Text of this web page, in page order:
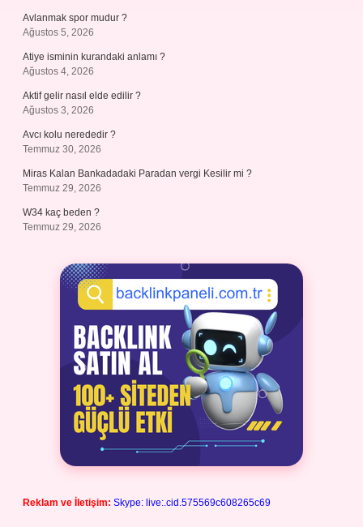
Avlanmak spor mudur ?
Ağustos 5, 2026
Atiye isminin kurandaki anlamı ?
Ağustos 4, 2026
Aktif gelir nasıl elde edilir ?
Ağustos 3, 2026
Avcı kolu nerededir ?
Temmuz 30, 2026
Miras Kalan Bankadadaki Paradan vergi Kesilir mi ?
Temmuz 29, 2026
W34 kaç beden ?
Temmuz 29, 2026
Reklam ve İletişim: Skype: live:.cid.575569c608265c69